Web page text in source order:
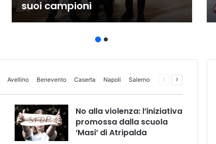
suoi campioni
Avellino Benevento Caserta Napoli Salerno
Pagina
No alla violenza: l’iniziativa
promossa dalla scuola
‘Masi’ di Atripalda